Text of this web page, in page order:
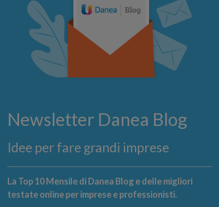
Newsletter Danea Blog
Idee per fare grandi imprese
La Top 10 Mensile di Danea Blog e delle migliori
testate online per imprese e professionisti.